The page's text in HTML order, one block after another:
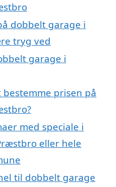
dobbelt garage i
tryg ved
garage i
prisen på
med speciale i
eller hele
til dobbelt garage